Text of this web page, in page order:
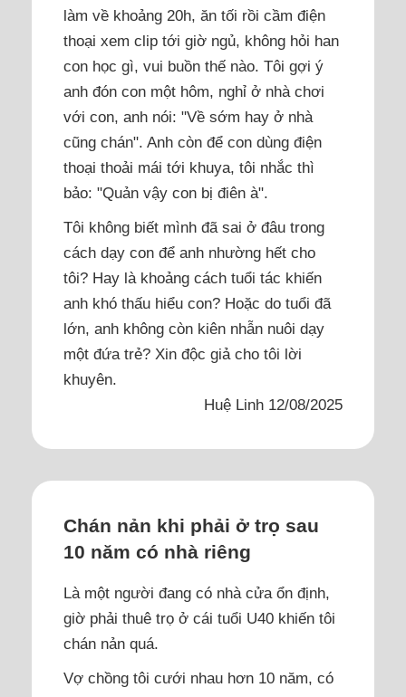
làm về khoảng 20h, ăn tối rồi cầm điện
thoại xem clip tới giờ ngủ, không hỏi han
con học gì, vui buồn thế nào. Tôi gợi ý
anh đón con một hôm, nghỉ ở nhà chơi
với con, anh nói: "Về sớm hay ở nhà
cũng chán". Anh còn để con dùng điện
thoại thoải mái tới khuya, tôi nhắc thì
bảo: "Quản vậy con bị điên à".
Tôi không biết mình đã sai ở đâu trong
cách dạy con để anh nhường hết cho
tôi? Hay là khoảng cách tuổi tác khiến
anh khó thấu hiểu con? Hoặc do tuổi đã
lớn, anh không còn kiên nhẫn nuôi dạy
một đứa trẻ? Xin độc giả cho tôi lời
khuyên.
Huệ Linh 12/08/2025
Chán nản khi phải ở trọ sau
10 năm có nhà riêng
Là một người đang có nhà cửa ổn định,
giờ phải thuê trọ ở cái tuổi U40 khiến tôi
chán nản quá.
Vợ chồng tôi cưới nhau hơn 10 năm, có